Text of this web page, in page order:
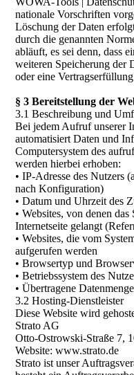
nationale Vorschriften
Löschung der Daten
durch die genannten
abläuft, es sei denn, dass
weiteren Speicherung der
oder eine
§ 3 Bereitstellung der
3.1 Beschreibung und
Bei jedem Aufruf unserer
automatisiert Daten und
Computersystem des
werden hierbei erhoben:
• IP-Adresse des Nutzers
nach Konfiguration)
• Datum und Uhrzeit des
• Websites, von denen
Internetseite gelangt
• Websites, die vom
aufgerufen werden
• Browsertyp und
• Betriebssystem des
• Übertragene Datenmenge
3.2 Hosting-Dienstleister
Diese Website wird
Strato AG
Otto-Ostrowski-Straße 7,
Website: www.strato.de
Strato ist unser